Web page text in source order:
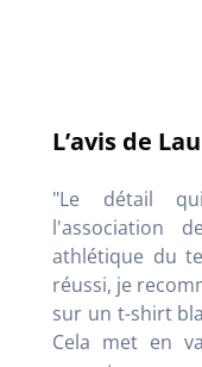
L’avis de
"Le détail
l'association
athlétique du
réussi, je
sur un t-shirt
Cela met en